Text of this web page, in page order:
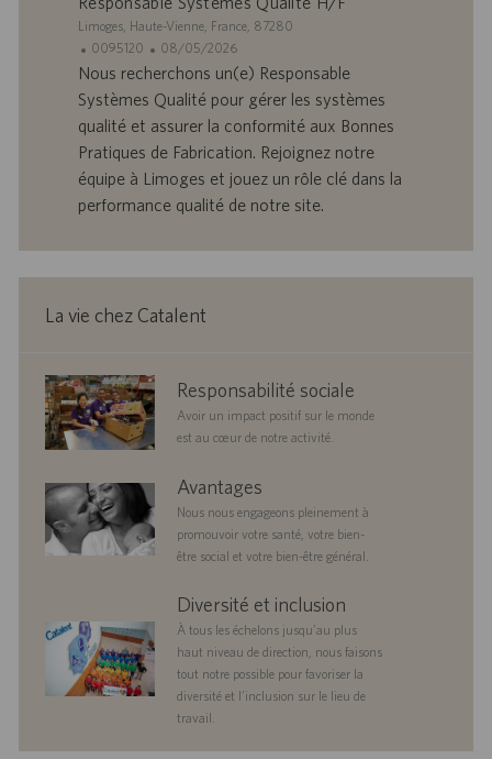
e
m
p
l
c
a
t
i
o
S
t
e
Limoges, Haute-Vienne, France, 87280
I
D
’
o
f
f
r
m
o
i
0095120
D
a
t
e
d
e
p
u
a
08/05/2026
Nous recherchons un(e) Responsable
Systèmes Qualité pour gérer les systèmes
qualité et assurer la conformité aux Bonnes
Pratiques de Fabrication. Rejoignez notre
équipe à Limoges et jouez un rôle clé dans la
performance qualité de notre site.
La vie chez Catalent
corporate
responsibility
Responsabilité sociale
Avoir un impact positif sur le monde
est au cœur de notre activité.
benefits Avantages
Nous nous engageons pleinement à
promouvoir votre santé, votre bien-
être social et votre bien-être général.
diversityandinclusionDiversité et inclusion
À tous les échelons jusqu’au plus
haut niveau de direction, nous faisons
tout notre possible pour favoriser la
diversité et l’inclusion sur le lieu de
travail.